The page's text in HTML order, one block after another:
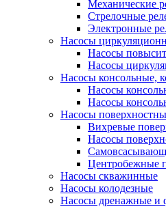
Механические
Стрелочные
Электронные
Насосы
Насосы
Насосы
Насосы консольные,
Насосы
Насосы
Насосы
Вихревые
Насосы
Центробежные
Насосы скважинные
Насосы колодезные
Насосы дренажные и